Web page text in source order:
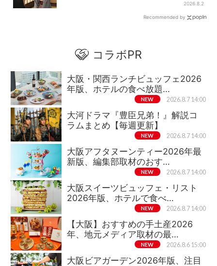
2026.8.2
Recommended by
コラボPR
大阪・関西ランチビュッフェ2026
年版、ホテルの食べ放題…
NEW 2026.8.7 14:00
大河ドラマ『豊臣兄弟！』解説コ
ラムまとめ【毎週更新】
NEW 2026.8.7 14:00
大阪アフタヌーンティー2026年最
新版、編集部取材のおす…
NEW 2026.8.7 14:00
大阪スイーツビュッフェ・リスト
2026年版、ホテルで食べ…
NEW 2026.8.7 14:00
【大阪】おすすめの手土産2026
年、地元メディア取材の最…
NEW 2026.8.6 15:00
大阪ビアガーデン2026年版、注目